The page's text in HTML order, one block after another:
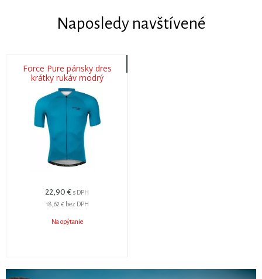
Naposledy navštívené
Force Pure pánsky dres
krátky rukáv modrý
22,90 € s DPH
18,62 € bez DPH
Na opýtanie